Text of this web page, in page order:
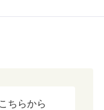
ちらから